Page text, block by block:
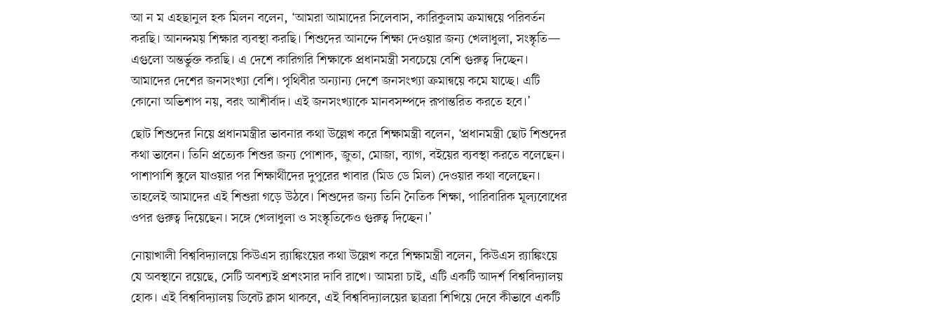
আ ন ম এহছানুল হক মিলন বলেন, ‘আমরা আমাদের সিলেবাস, কারিকুলাম ক্রমান্বয়ে পরিবর্তন
করছি। আনন্দময় শিক্ষার ব্যবস্থা করছি। শিশুদের আনন্দে শিক্ষা দেওয়ার জন্য খেলাধুলা, সংস্কৃতি—
এগুলো অন্তর্ভুক্ত করছি। এ দেশে কারিগরি শিক্ষাকে প্রধানমন্ত্রী সবচেয়ে বেশি গুরুত্ব দিচ্ছেন।
আমাদের দেশের জনসংখ্যা বেশি। পৃথিবীর অন্যান্য দেশে জনসংখ্যা ক্রমান্বয়ে কমে যাচ্ছে। এটি
কোনো অভিশাপ নয়, বরং আশীর্বাদ। এই জনসংখ্যাকে মানবসম্পদে রূপান্তরিত করতে হবে।’
ছোট শিশুদের নিয়ে প্রধানমন্ত্রীর ভাবনার কথা উল্লেখ করে শিক্ষামন্ত্রী বলেন, ‘প্রধানমন্ত্রী ছোট শিশুদের
কথা ভাবেন। তিনি প্রত্যেক শিশুর জন্য পোশাক, জুতা, মোজা, ব্যাগ, বইয়ের ব্যবস্থা করতে বলেছেন।
পাশাপাশি স্কুলে যাওয়ার পর শিক্ষার্থীদের দুপুরের খাবার (মিড ডে মিল) দেওয়ার কথা বলেছেন।
তাহলেই আমাদের এই শিশুরা গড়ে উঠবে। শিশুদের জন্য তিনি নৈতিক শিক্ষা, পারিবারিক মূল্যবোধের
ওপর গুরুত্ব দিয়েছেন। সঙ্গে খেলাধুলা ও সংস্কৃতিকেও গুরুত্ব দিচ্ছেন।’
নোয়াখালী বিশ্ববিদ্যালয়ে কিউএস র‍্যাঙ্কিংয়ের কথা উল্লেখ করে শিক্ষামন্ত্রী বলেন, কিউএস র‍্যাঙ্কিংয়ে
যে অবস্থানে রয়েছে, সেটি অবশ্যই প্রশংসার দাবি রাখে। আমরা চাই, এটি একটি আদর্শ বিশ্ববিদ্যালয়
হোক। এই বিশ্ববিদ্যালয় ডিবেট ক্লাস থাকবে, এই বিশ্ববিদ্যালয়ের ছাত্ররা শিখিয়ে দেবে কীভাবে একটি